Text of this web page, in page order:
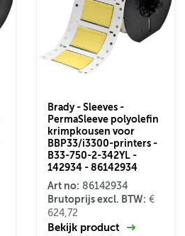
Brady - Sleeves -
PermaSleeve polyolefin
krimpkousen voor
BBP33/i3300-printers -
B33-750-2-342YL -
142934 - 86142934
Art no: 86142934
Brutoprijs excl. BTW: €
624,72
Bekijk product